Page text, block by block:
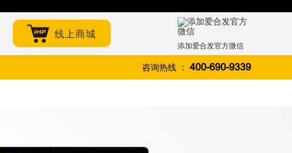
线上商城
添加爱合发官方微信
咨询热线 ： 400-690-9339